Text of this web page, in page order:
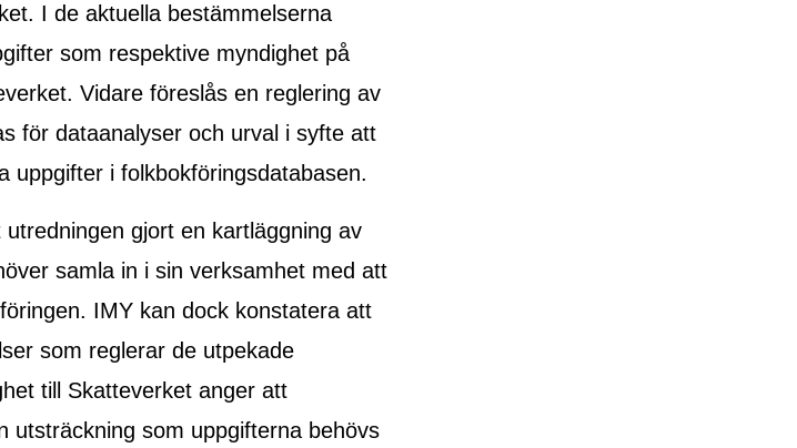
I de aktuella bestämmelserna
som respektive myndighet på
Vidare föreslås en reglering av
för dataanalyser och urval i syfte att
uppgifter i folkbokföringsdatabasen.
gjort en kartläggning av
samla in i sin verksamhet med att
IMY kan dock konstatera att
som reglerar de utpekade
till Skatteverket anger att
utsträckning som uppgifterna behövs